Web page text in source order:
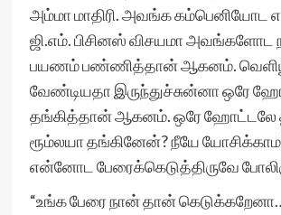
அம்மா மாதிரி. அவங்க கம்பெனியோட
ஜி.எம். பிசினஸ் விசயமா அவங்களோட
பயணம் பண்ணித்தான் ஆகனம்.
வேண்டியதா இருந்துச்சுன்னா ஒரே
தங்கித்தான் ஆகனம். ஒரே ஹோட்டலே
ரூம்லயா தங்கினேன்? நீயே
என்னோட பேரைக்கெடுத்திருவே
“உங்க பேரை நான் தான்